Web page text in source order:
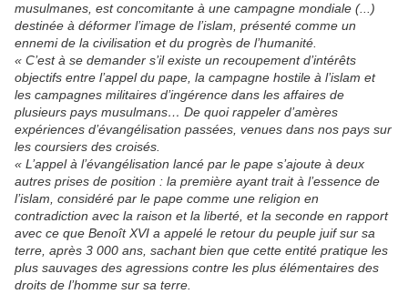
musulmanes, est concomitante à une campagne mondiale (...)
destinée à déformer l’image de l’islam, présenté comme un
ennemi de la civilisation et du progrès de l’humanité.
« C’est à se demander s’il existe un recoupement d’intérêts
objectifs entre l’appel du pape, la campagne hostile à l’islam et
les campagnes militaires d’ingérence dans les affaires de
plusieurs pays musulmans… De quoi rappeler d’amères
expériences d’évangélisation passées, venues dans nos pays sur
les coursiers des croisés.
« L’appel à l’évangélisation lancé par le pape s’ajoute à deux
autres prises de position : la première ayant trait à l’essence de
l’islam, considéré par le pape comme une religion en
contradiction avec la raison et la liberté, et la seconde en rapport
avec ce que Benoît XVI a appelé le retour du peuple juif sur sa
terre, après 3 000 ans, sachant bien que cette entité pratique les
plus sauvages des agressions contre les plus élémentaires des
droits de l’homme sur sa terre.